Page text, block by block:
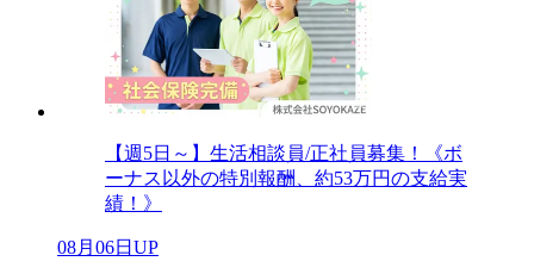
【週5日～】生活相談員/正社員募集！《ボ
ーナス以外の特別報酬、約53万円の支給実
績！》
08月06日UP